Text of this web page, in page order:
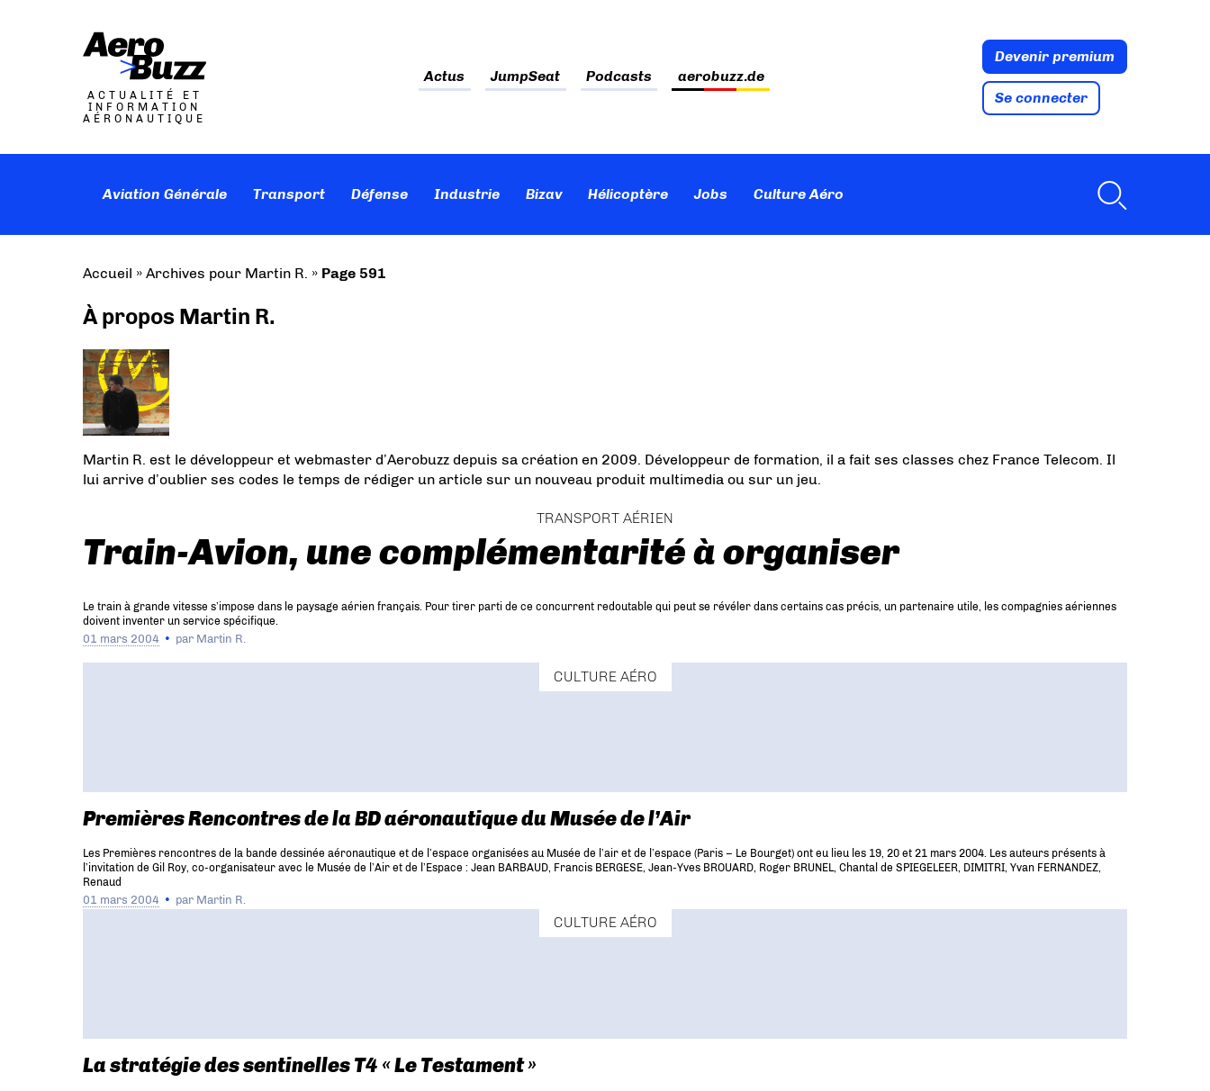
ACTUALITÉ ET
INFORMATION
AÉRONAUTIQUE
Actus JumpSeat Podcasts aerobuzz.de
Devenir premium
Se connecter
Aviation Générale Transport Défense Industrie Bizav Hélicoptère Jobs Culture Aéro
Accueil » Archives pour Martin R. » Page 591
À propos Martin R.
Martin R. est le développeur et webmaster d’Aerobuzz depuis sa création en 2009. Développeur de formation, il a fait ses classes chez France Telecom. Il
lui arrive d’oublier ses codes le temps de rédiger un article sur un nouveau produit multimedia ou sur un jeu.
TRANSPORT AÉRIEN
Train-Avion, une complémentarité à organiser
Le train à grande vitesse s’impose dans le paysage aérien français. Pour tirer parti de ce concurrent redoutable qui peut se révéler dans certains cas précis, un partenaire utile, les compagnies aériennes
doivent inventer un service spécifique.
01 mars 2004 par Martin R.
CULTURE AÉRO
Premières Rencontres de la BD aéronautique du Musée de l’Air
Les Premières rencontres de la bande dessinée aéronautique et de l’espace organisées au Musée de l’air et de l’espace (Paris – Le Bourget) ont eu lieu les 19, 20 et 21 mars 2004. Les auteurs présents à
l’invitation de Gil Roy, co-organisateur avec le Musée de l’Air et de l’Espace : Jean BARBAUD, Francis BERGESE, Jean-Yves BROUARD, Roger BRUNEL, Chantal de SPIEGELEER, DIMITRI, Yvan FERNANDEZ,
Renaud
01 mars 2004 par Martin R.
CULTURE AÉRO
La stratégie des sentinelles T4 « Le Testament »